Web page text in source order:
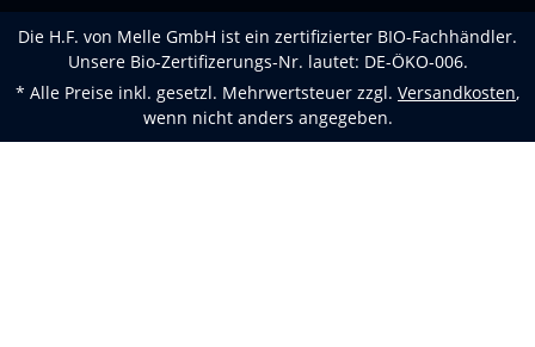
Die H.F. von Melle GmbH ist ein zertifizierter BIO-Fachhändler.
Unsere Bio-Zertifizerungs-Nr. lautet: DE-ÖKO-006.
* Alle Preise inkl. gesetzl. Mehrwertsteuer zzgl. Versandkosten,
wenn nicht anders angegeben.